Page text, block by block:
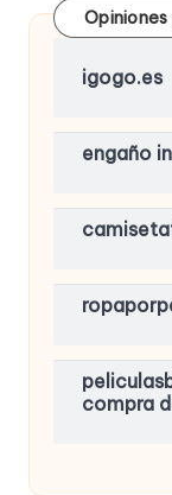
igogo.es
engaño
compra